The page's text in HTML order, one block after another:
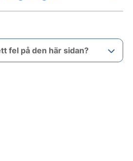
fel på den här sidan?